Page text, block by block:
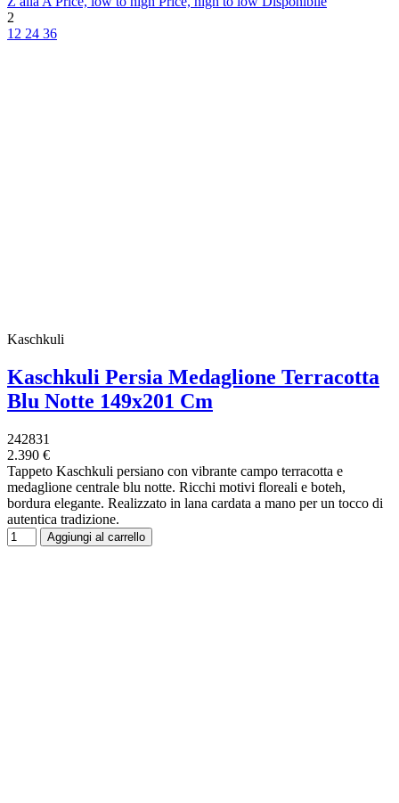
2
12 24 36
Kaschkuli
Kaschkuli Persia Medaglione Terracotta
Blu Notte 149x201 Cm
242831
2.390 €
Tappeto Kaschkuli persiano con vibrante campo terracotta e
medaglione centrale blu notte. Ricchi motivi floreali e boteh,
bordura elegante. Realizzato in lana cardata a mano per un tocco di
autentica tradizione.
Aggiungi al carrello